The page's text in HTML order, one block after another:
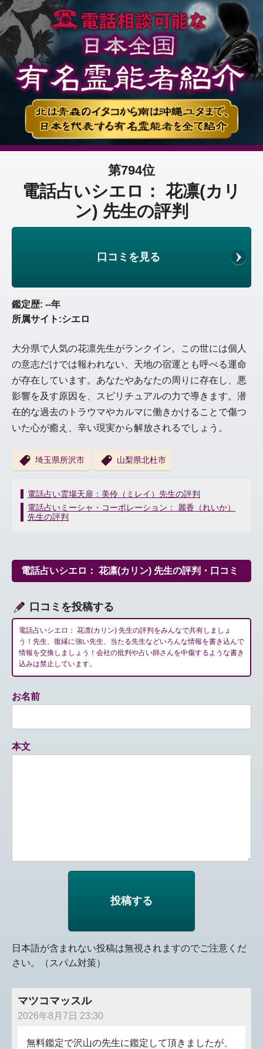
第794位
電話占いシエロ： 花凛(カリ
ン) 先生の評判
口コミを見る
鑑定歴: --年
所属サイト:シエロ
大分県で人気の花凛先生がランクイン。この世には個人
の意志だけでは報われない、天地の宿運とも呼べる運命
が存在しています。あなたやあなたの周りに存在し、悪
影響を及す原因を、スピリチュアルの力で導きます。潜
在的な過去のトラウマやカルマに働きかけることで傷つ
いた心が癒え、辛い現実から解放されるでしょう。
埼玉県所沢市 山梨県北杜市
投
稿
ナ
シ
ョ
電話占い霊場天扉：美伶（ミレイ）先生の評判
電話占いミーシャ・コーポレーション： 麗香（れいか）
先生の評判
電話占いシエロ： 花凛(カリン) 先生の評判・口コミ
口コミを投稿する
電話占いシエロ： 花凛(カリン) 先生の評判をみんなで共有しましょ
う！先生、復縁に強い先生、当たる先生などいろんな情報を書き込んで
情報を交換しましょう！会社の批判や占い師さんを中傷するような書き
込みは禁止しています。
お名前
本文
日本語が含まれない投稿は無視されますのでご注意くだ
さい。（スパム対策）
マツコマッスル
2026年8月7日 23:30
無料鑑定で沢山の先生に鑑定して頂きましたが、